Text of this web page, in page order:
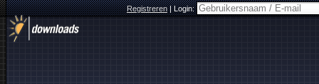
Registreren|Login: